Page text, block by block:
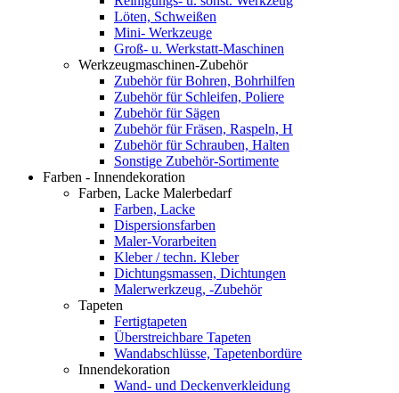
Löten, Schweißen
Mini- Werkzeuge
Groß- u. Werkstatt-Maschinen
Werkzeugmaschinen-Zubehör
Zubehör für Bohren, Bohrhilfen
Zubehör für Schleifen, Poliere
Zubehör für Sägen
Zubehör für Fräsen, Raspeln, H
Zubehör für Schrauben, Halten
Sonstige Zubehör-Sortimente
Farben - Innendekoration
Farben, Lacke Malerbedarf
Farben, Lacke
Dispersionsfarben
Maler-Vorarbeiten
Kleber / techn. Kleber
Dichtungsmassen, Dichtungen
Malerwerkzeug, -Zubehör
Tapeten
Fertigtapeten
Überstreichbare Tapeten
Wandabschlüsse, Tapetenbordüre
Innendekoration
Wand- und Deckenverkleidung